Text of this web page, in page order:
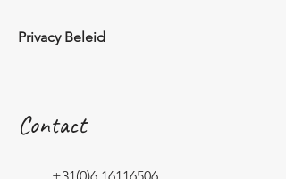
Privacy Beleid
Contact